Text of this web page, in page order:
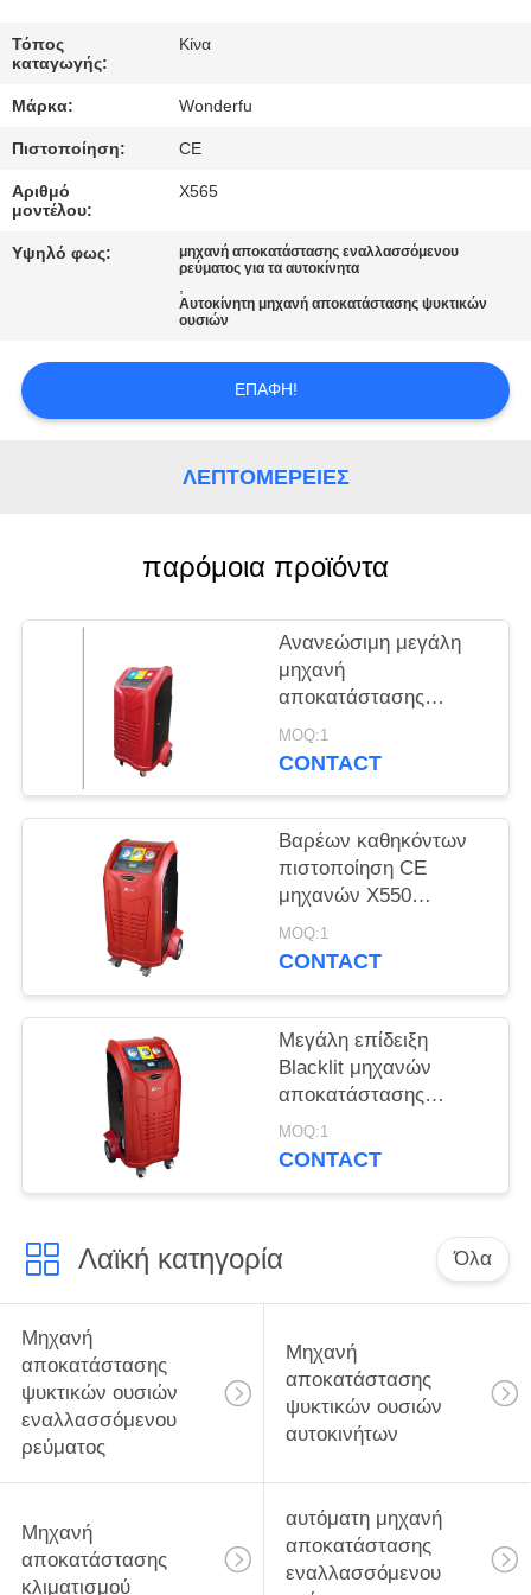
ΜΑΣ
ΕΛΆΤΕ
ΣΕ
ΕΠΑΦΉ
ΜΕ
ΈΝΑ
ΑΠΌΣΠΑΣΜΑ
Τόπος
καταγωγής:
Κίνα
Μάρκα: Wonderfu
Πιστοποίηση: CE
Αριθμό
μοντέλου:
X565
Υψηλό φως:
μηχανή αποκατάστασης εναλλασσόμενου
ρεύματος για τα αυτοκίνητα
,
Αυτοκίνητη μηχανή αποκατάστασης ψυκτικών
ουσιών
ΕΠΑΦΉ!
ΛΕΠΤΟΜΈΡΕΙΕΣ
παρόμοια προϊόντα
Ανανεώσιμη μεγάλη
μηχανή
αποκατάστασης
ψυκτικών ουσιών με
την επίδειξη Blacklit
MOQ:1
CONTACT
Βαρέων καθηκόντων
πιστοποίηση CE
μηχανών X550
αποκατάστασης
ψυκτικών ουσιών
φορτηγών
MOQ:1
CONTACT
Μεγάλη επίδειξη
Blacklit μηχανών
αποκατάστασης
ψυκτικών ουσιών
κυλίνδρων μεγάλη
MOQ:1
CONTACT
Λαϊκή κατηγορία Όλα
Μηχανή
αποκατάστασης
ψυκτικών ουσιών
εναλλασσόμενου
ρεύματος
Μηχανή
αποκατάστασης
ψυκτικών ουσιών
αυτοκινήτων
Μηχανή
αποκατάστασης
κλιματισμού
αυτόματη μηχανή
αποκατάστασης
εναλλασσόμενου